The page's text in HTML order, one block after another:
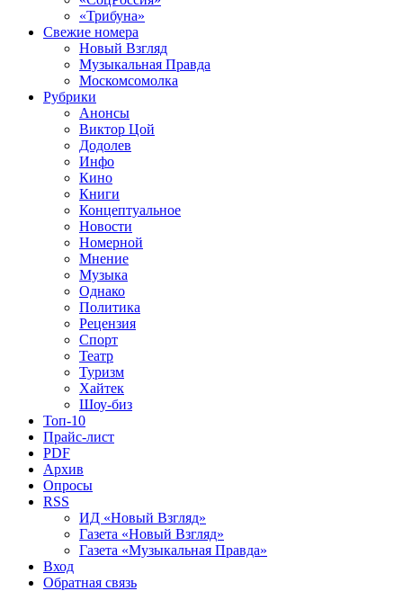
«Трибуна»
Свежие номера
Новый Взгляд
Музыкальная Правда
Москомсомолка
Рубрики
Анонсы
Виктор Цой
Додолев
Инфо
Кино
Книги
Концептуальное
Новости
Номерной
Мнение
Музыка
Однако
Политика
Рецензия
Спорт
Театр
Туризм
Хайтек
Шоу-биз
Топ-10
Прайс-лист
PDF
Архив
Опросы
RSS
ИД «Новый Взгляд»
Газета «Новый Взгляд»
Газета «Музыкальная Правда»
Вход
Обратная связь